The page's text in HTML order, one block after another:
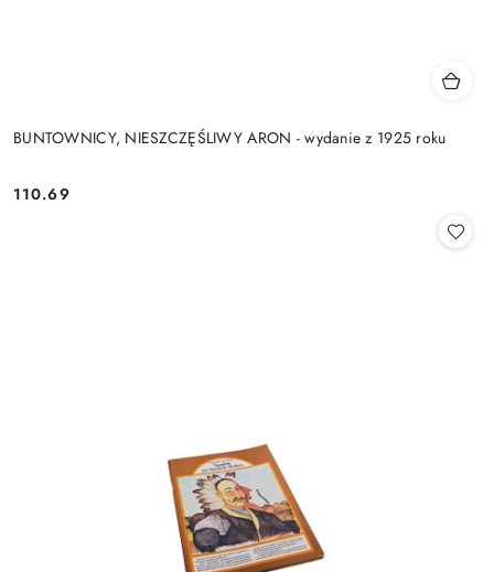
BUNTOWNICY, NIESZCZĘŚLIWY ARON - wydanie z 1925 roku
Cena:
110.69